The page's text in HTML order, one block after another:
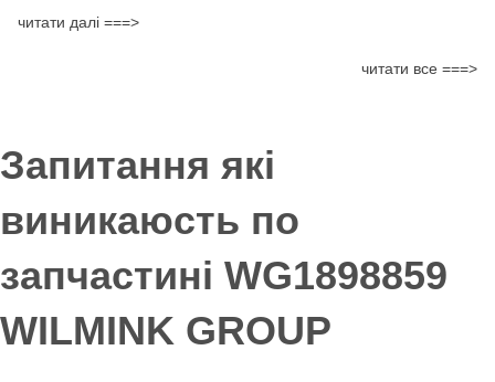
читати далі ===>
читати все ===>
Запитання які
виникаюсть по
запчастині WG1898859
WILMINK GROUP